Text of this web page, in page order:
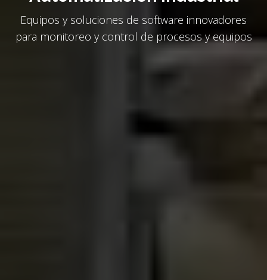
Equipos y soluciones de software innovadores
para monitoreo y control de procesos y equipos